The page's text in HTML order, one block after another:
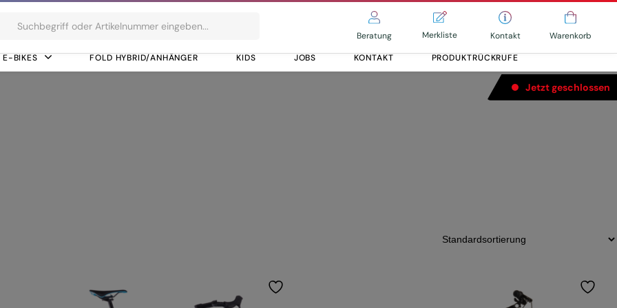
Beratung Merkliste Kontakt
Warenkorb
E-BIKES FOLD HYBRID/ANHÄNGER KIDS JOBS KONTAKT PRODUKTRÜCKRUFE
Jetzt geschlossen